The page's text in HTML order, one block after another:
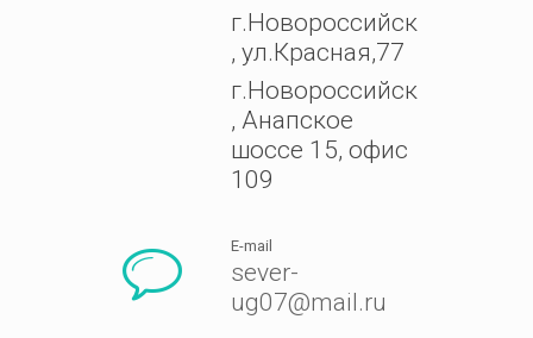
г.Новороссийск
, ул.Красная,77
г.Новороссийск
, Анапское
шоссе 15, офис
109
E-mail
sever-
ug07@mail.ru